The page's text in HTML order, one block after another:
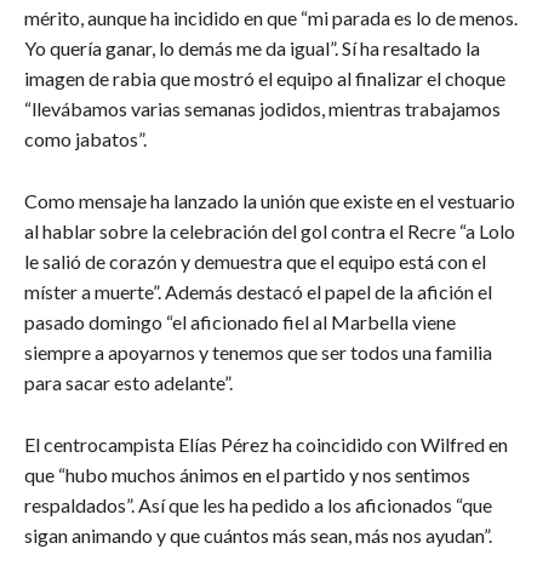
mérito, aunque ha incidido en que “mi parada es lo de menos.
Yo quería ganar, lo demás me da igual”. Sí ha resaltado la
imagen de rabia que mostró el equipo al finalizar el choque
“llevábamos varias semanas jodidos, mientras trabajamos
como jabatos”.
Como mensaje ha lanzado la unión que existe en el vestuario
al hablar sobre la celebración del gol contra el Recre “a Lolo
le salió de corazón y demuestra que el equipo está con el
míster a muerte”. Además destacó el papel de la afición el
pasado domingo “el aficionado fiel al Marbella viene
siempre a apoyarnos y tenemos que ser todos una familia
para sacar esto adelante”.
El centrocampista Elías Pérez ha coincidido con Wilfred en
que “hubo muchos ánimos en el partido y nos sentimos
respaldados”. Así que les ha pedido a los aficionados “que
sigan animando y que cuántos más sean, más nos ayudan”.